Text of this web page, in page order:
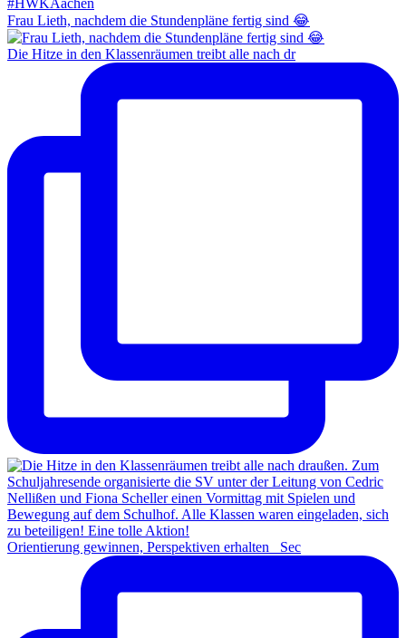
Frau Lieth, nachdem die Stundenpläne fertig sind 😂
Die Hitze in den Klassenräumen treibt alle nach dr
Orientierung gewinnen, Perspektiven erhalten Sec